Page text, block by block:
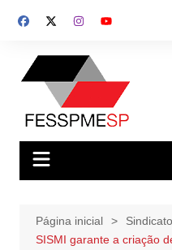
para
conteúdo
Página inicial
SISMI garante a criação